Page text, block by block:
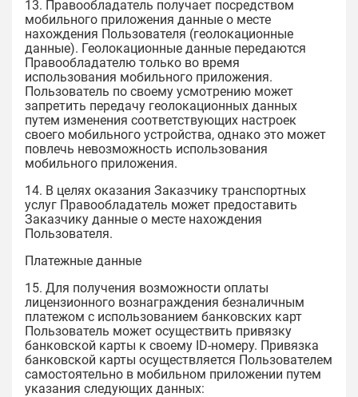
13. Правообладатель получает посредством
мобильного приложения данные о месте
нахождения Пользователя (геолокационные
данные). Геолокационные данные передаются
Правообладателю только во время
использования мобильного приложения.
Пользователь по своему усмотрению может
запретить передачу геолокационных данных
путем изменения соответствующих настроек
своего мобильного устройства, однако это может
повлечь невозможность использования
мобильного приложения.
14. В целях оказания Заказчику транспортных
услуг Правообладатель может предоставить
Заказчику данные о месте нахождения
Пользователя.
Платежные данные
15. Для получения возможности оплаты
лицензионного вознаграждения безналичным
платежом с использованием банковских карт
Пользователь может осуществить привязку
банковской карты к своему ID-номеру. Привязка
банковской карты осуществляется Пользователем
самостоятельно в мобильном приложении путем
указания следующих данных: